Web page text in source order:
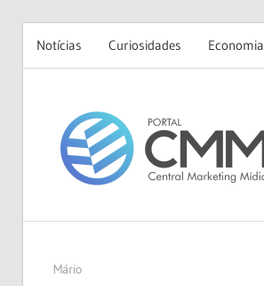
Notícias Curiosidades Economia
content
03/01/2023
Mário